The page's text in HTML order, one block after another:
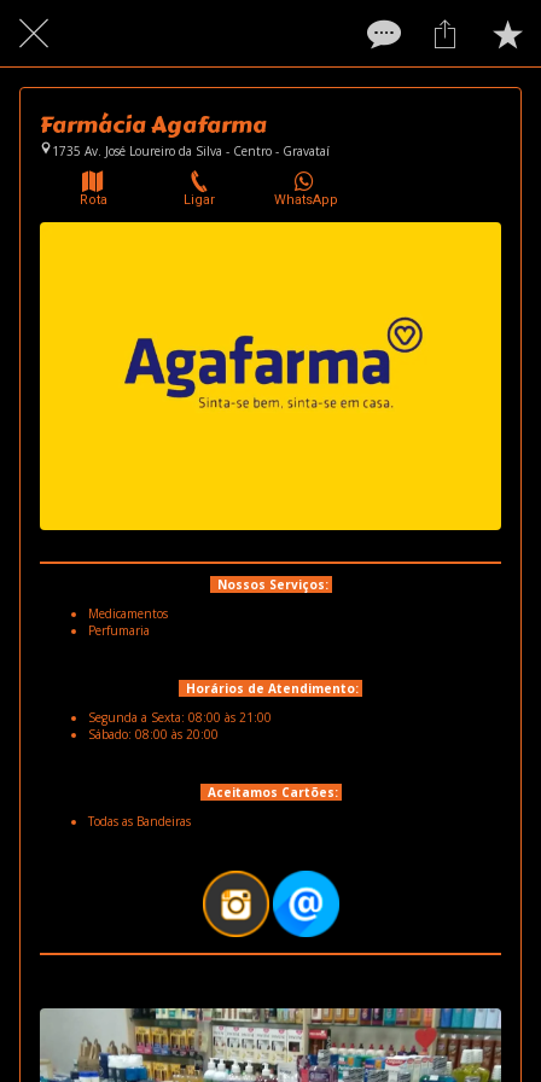
Farmácia Agafarma
1735 Av. José Loureiro da Silva - Centro - Gravataí
Rota Ligar WhatsApp
Nossos Serviços:
Medicamentos
Perfumaria
Horários de Atendimento:
Segunda a Sexta: 08:00 às 21:00
Sábado: 08:00 às 20:00
Aceitamos Cartões:
Todas as Bandeiras